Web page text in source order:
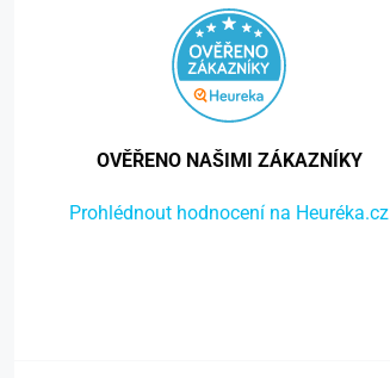
OVĚŘENO NAŠIMI ZÁKAZNÍKY
Prohlédnout hodnocení na Heuréka.cz